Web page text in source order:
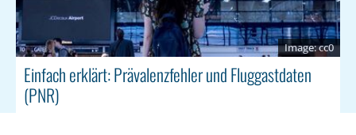
cc0
Einfach erklärt: Prävalenzfehler und Fluggastdaten
(PNR)